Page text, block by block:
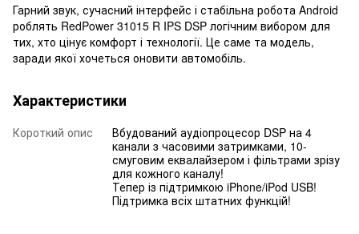
Гарний звук, сучасний інтерфейс і стабільна робота Android
роблять RedPower 31015 R IPS DSP логічним вибором для
тих, хто цінує комфорт і технології. Це саме та модель,
заради якої хочеться оновити автомобіль.
Характеристики
Короткий опис
Вбудований аудіопроцесор DSP на 4
канали з часовими затримками, 10-
смуговим еквалайзером і фільтрами зрізу
для кожного каналу!
Тепер із підтримкою iPhone/iPod USB!
Підтримка всіх штатних функцій!